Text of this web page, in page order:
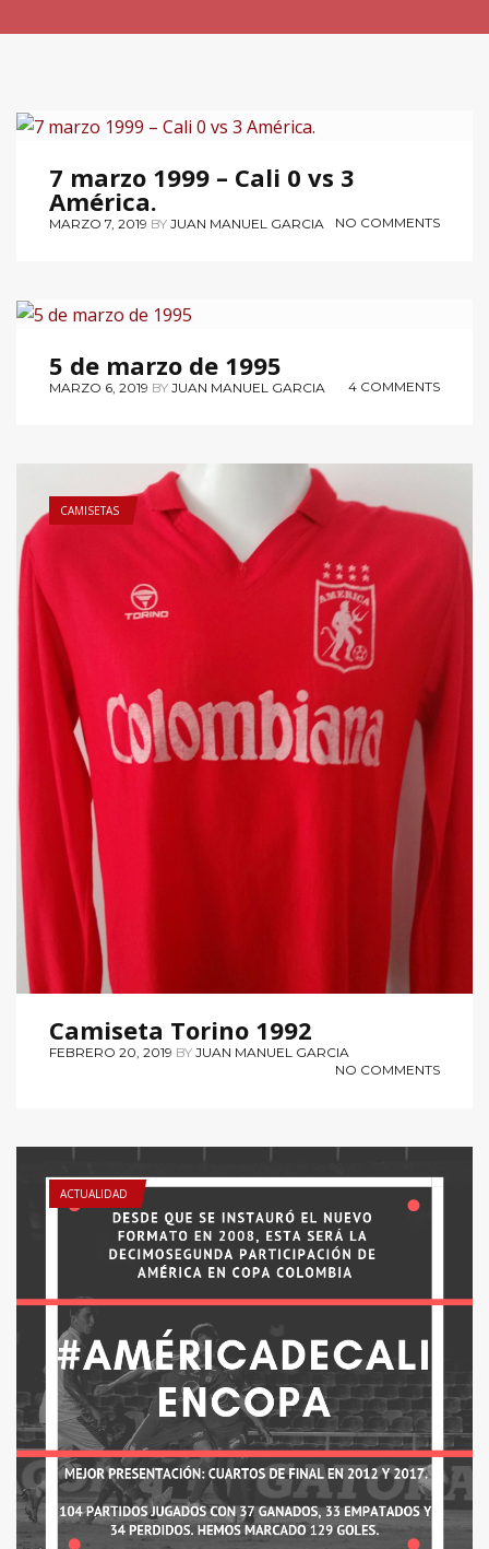
7 marzo 1999 – Cali 0 vs 3
América.
MARZO 7, 2019 BY JUAN MANUEL GARCIA NO COMMENTS
5 de marzo de 1995
MARZO 6, 2019 BY JUAN MANUEL GARCIA 4 COMMENTS
CAMISETAS
Camiseta Torino 1992
FEBRERO 20, 2019 BY JUAN MANUEL GARCIA
NO COMMENTS
ACTUALIDAD